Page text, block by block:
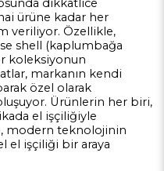
dikkatlice
ürüne kadar her
veriliyor. Özellikle,
shell (kaplumbağa
koleksiyonun
markanın kendi
özel olarak
Ürünlerin her biri,
el işçiliğiyle
modern teknolojinin
el işçiliği bir araya